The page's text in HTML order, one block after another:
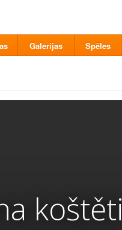
Galerijas Spēles
koštěti